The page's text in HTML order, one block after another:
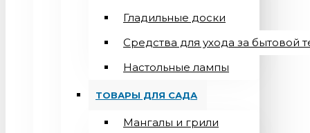
Гладильные доски
Средства для ухода за бытовой
Настольные лампы
ТОВАРЫ ДЛЯ САДА
Мангалы и грили